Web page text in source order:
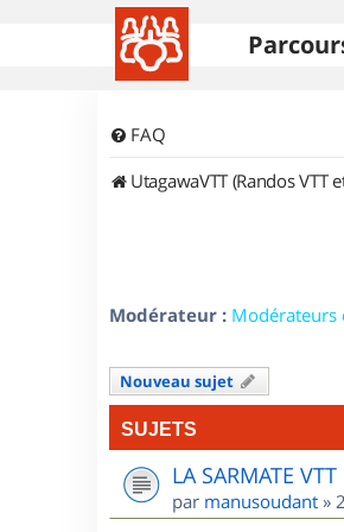
FAQ
UtagawaVTT (Randos VTT
Modérateur : Modérateurs
Nouveau sujet
SUJETS
LA SARMATE VTT
par manusoudant »